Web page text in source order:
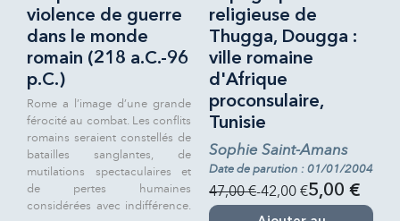
violence de guerre
dans le monde
romain (218 a.C.-96
p.C.)
Rome a l’image d’une grande
férocité au combat. Les conflits
romains seraient constellés de
batailles sanglantes, de
mutilations spectaculaires et
de pertes humaines
considérées avec indifférence.
religieuse de
Thugga, Dougga :
ville romaine
d'Afrique
proconsulaire,
Tunisie
Sophie Saint-Amans
Date de parution : 01/01/2004
47,00 €-42,00 €5,00 €